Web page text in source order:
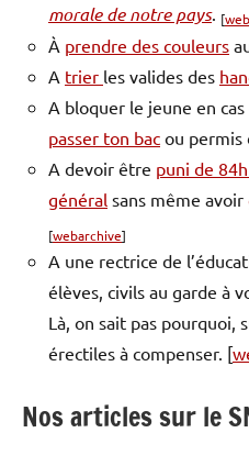
morale de notre pays. [
À prendre des couleurs
A trier les valides des
A bloquer le jeune en
passer ton bac ou permis
A devoir être puni de
général sans même avoir
[webarchive]
A une rectrice de
élèves, civils au garde à
Là, on sait pas pourquoi,
érectiles à compenser. [
Nos articles sur le